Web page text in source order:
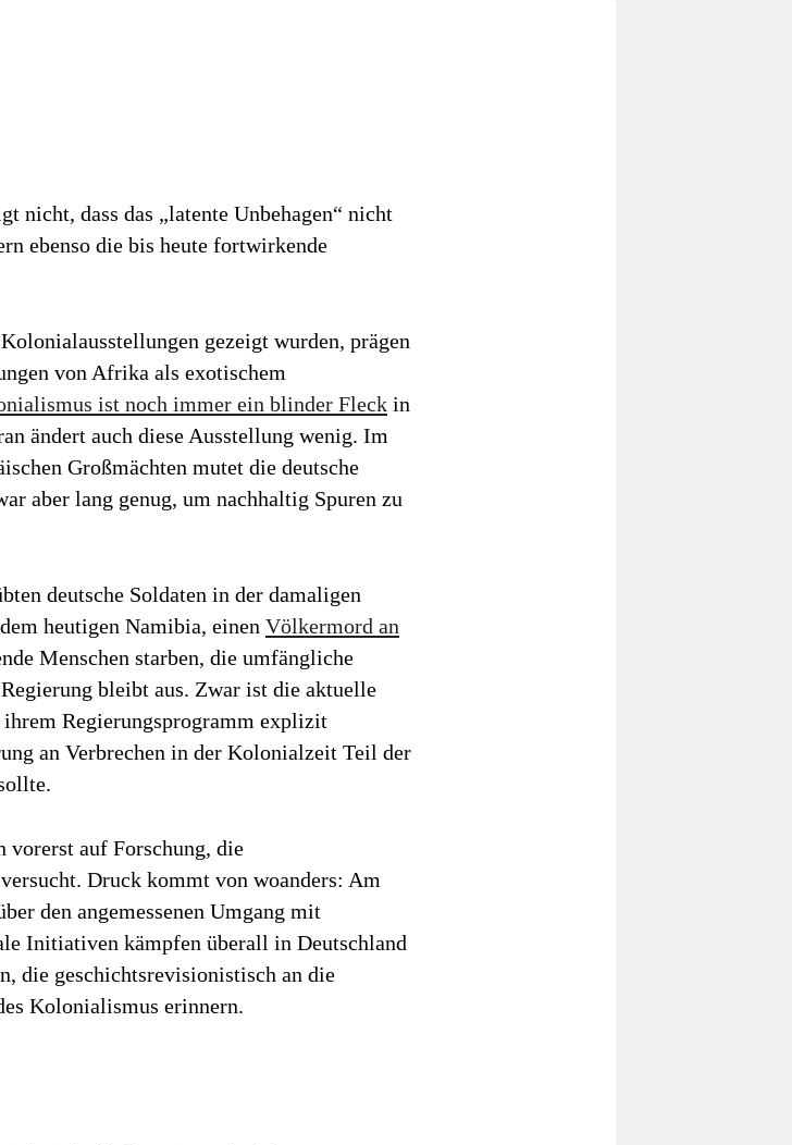
nicht, dass das „latente Unbehagen“ nicht
ebenso die bis heute fortwirkende
gezeigt wurden, prägen
von Afrika als exotischem
ist noch immer ein blinder Fleck in
ändert auch diese Ausstellung wenig. Im
Großmächten mutet die deutsche
aber lang genug, um nachhaltig Spuren zu
deutsche Soldaten in der damaligen
heutigen Namibia, einen Völkermord an
Menschen starben, die umfängliche
bleibt aus. Zwar ist die aktuelle
Regierungsprogramm explizit
an Verbrechen in der Kolonialzeit Teil der
auf Forschung, die
Druck kommt von woanders: Am
den angemessenen Umgang mit
Initiativen kämpfen überall in Deutschland
die geschichtsrevisionistisch an die
Kolonialismus erinnern.